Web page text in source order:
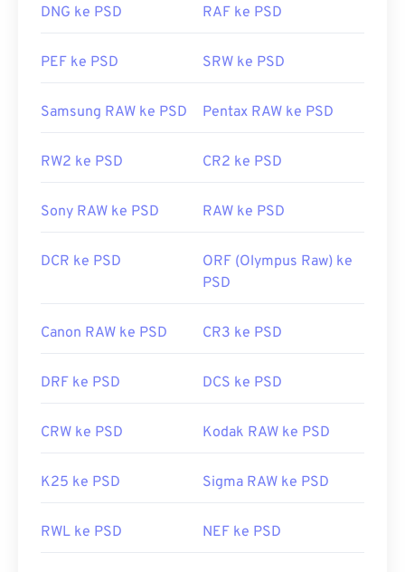
tersebut tidak mudah dipindahkan, disimpan, atau
dikonversi ke format berkas yang dapat
PNG, yang menawarkan kompresi lossless .
Rilis Awal:19 Februari 1990
https://www.lifewire.com/psd-file-2622194
DNG ke PSD RAF ke PSD
PEF ke PSD SRW ke PSD
Samsung RAW ke PSD Pentax RAW ke PSD
RW2 ke PSD CR2 ke PSD
Sony RAW ke PSD RAW ke PSD
DCR ke PSD
ORF (Olympus Raw) ke
PSD
Canon RAW ke PSD CR3 ke PSD
DRF ke PSD DCS ke PSD
CRW ke PSD Kodak RAW ke PSD
K25 ke PSD Sigma RAW ke PSD
RWL ke PSD NEF ke PSD